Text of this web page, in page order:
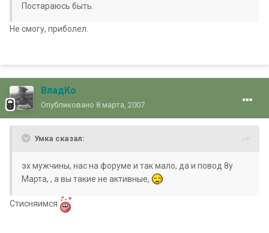
Постараюсь быть.
Не смогу, приболел.
ВладКо
Опубликовано 8 марта, 2007
Умка сказал:
эх мужчины, нас на форуме и так мало, да и повод 8у
Марта, , а вы такие не активные,
Стисняимся